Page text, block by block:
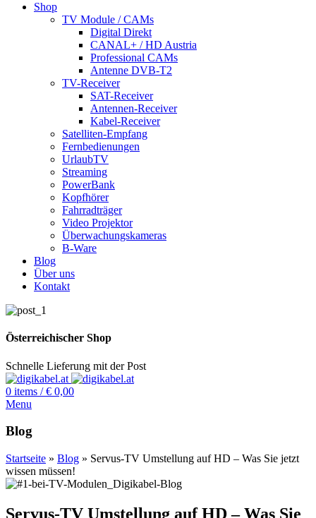
Shop
TV Module / CAMs
Digital Direkt
CANAL+ / HD Austria
Professional CAMs
Antenne DVB-T2
TV-Receiver
SAT-Receiver
Antennen-Receiver
Kabel-Receiver
Satelliten-Empfang
Fernbedienungen
UrlaubTV
Streaming
PowerBank
Kopfhörer
Fahrradträger
Video Projektor
Überwachungskameras
B-Ware
Blog
Über uns
Kontakt
Österreichischer Shop
Schnelle Lieferung mit der Post
0 items / € 0,00
Menu
Blog
Startseite » Blog » Servus-TV Umstellung auf HD – Was Sie jetzt
wissen müssen!
Servus-TV Umstellung auf HD – Was Sie